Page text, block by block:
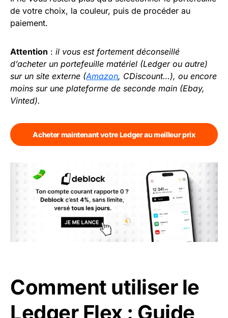
de votre choix, la couleur, puis de procéder au
paiement.
Attention : il vous est fortement déconseillé
d’acheter un portefeuille matériel (Ledger ou autre)
sur un site externe (Amazon, CDiscount…), ou encore
moins sur une plateforme de seconde main (Ebay,
Vinted).
Acheter maintenant votre Ledger au meilleur prix
Comment utiliser le
Ledger Flex : Guide